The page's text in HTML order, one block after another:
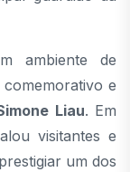
ambiente de
e
Liau. Em
visitantes e
um dos